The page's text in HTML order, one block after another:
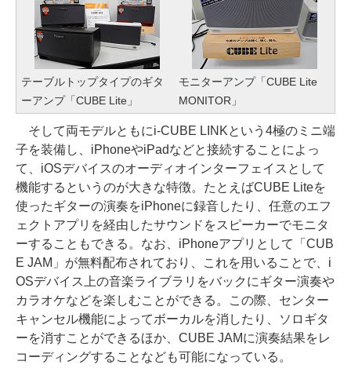
テーブルトップタイプのギタ
ーアンプ「CUBE Lite」
モニターアンプ「CUBE Lite
MONITOR」
そして両モデルともにi-CUBE LINKという4極のミニ端
子を装備し、iPhoneやiPadなどと接続することによっ
て、iOSデバイスのオーディオインターフェイスとして
機能するというのが大きな特徴。たとえばCUBE Liteを
使ったギターの演奏をiPhoneに録音したり、任意のエフ
ェクトアプリを経由したサウンドをスピーカーでモニタ
ーすることもできる。なお、iPhoneアプリとして「CUB
E JAM」が無料配布されており、これを用いることで、i
OSデバイス上の音楽ライブラリをバックにギター演奏や
カラオケなどを楽しむことができる。この際、センター
キャンセル機能によってボーカルを消したり、ソロギタ
ーを消すことができるほか、CUBE JAMに演奏結果をレ
コーディングすることなども可能になっている。